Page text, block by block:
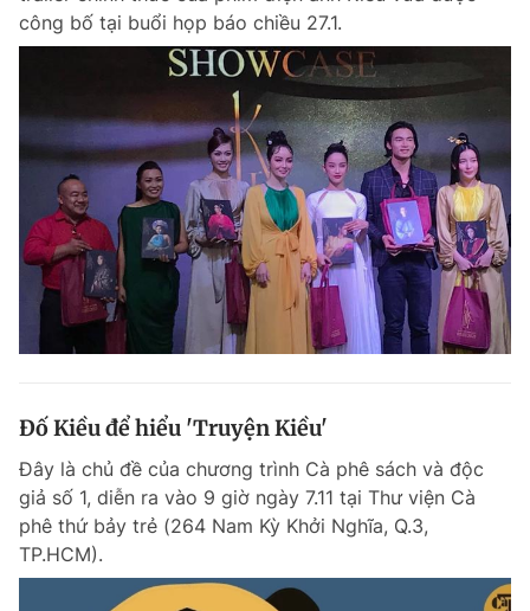
công bố tại buổi họp báo chiều 27.1.
Đố Kiều để hiểu 'Truyện Kiều'
Đây là chủ đề của chương trình Cà phê sách và độc
giả số 1, diễn ra vào 9 giờ ngày 7.11 tại Thư viện Cà
phê thứ bảy trẻ (264 Nam Kỳ Khởi Nghĩa, Q.3,
TP.HCM).